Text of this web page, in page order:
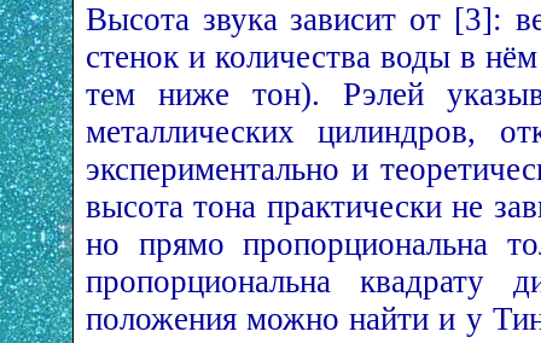
Высота звука зависит от [3]:
стенок и количества воды в
тем ниже тон). Рэлей
металлических цилиндров,
экспериментально и
высота тона практически не
но прямо пропорциональна
пропорциональна квадрату
положения можно найти и у